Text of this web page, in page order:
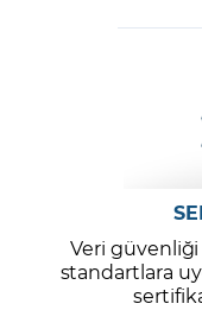
Veri güvenliği
standartlara